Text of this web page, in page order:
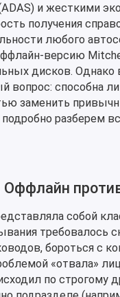
и жесткими
получения
любого
версию
дисков.
вопрос: способна
заменить
разберем
Оффлайн
собой
требовалось
бороться с
«отвала»
по строгому